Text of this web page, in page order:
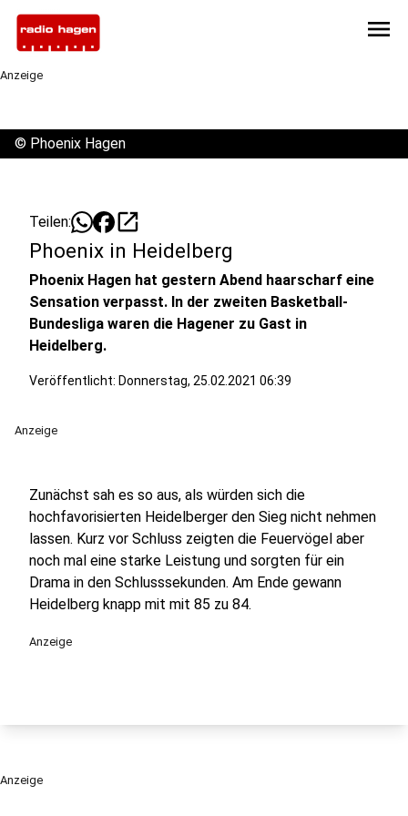
menu
Anzeige
© Phoenix Hagen
Teilen: open_in_new
Phoenix in Heidelberg
Phoenix Hagen hat gestern Abend haarscharf eine
Sensation verpasst. In der zweiten Basketball-
Bundesliga waren die Hagener zu Gast in
Heidelberg.
Veröffentlicht: Donnerstag, 25.02.2021 06:39
Anzeige
Zunächst sah es so aus, als würden sich die
hochfavorisierten Heidelberger den Sieg nicht nehmen
lassen. Kurz vor Schluss zeigten die Feuervögel aber
noch mal eine starke Leistung und sorgten für ein
Drama in den Schlusssekunden. Am Ende gewann
Heidelberg knapp mit mit 85 zu 84.
Anzeige
Anzeige